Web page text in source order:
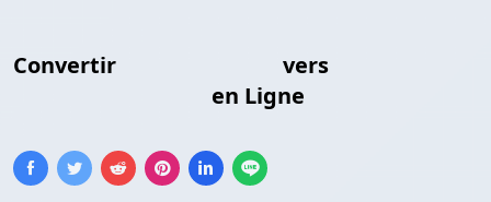
Convertir
vers
en Ligne